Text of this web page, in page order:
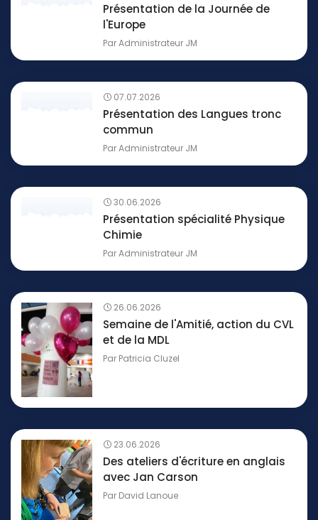
Présentation de la Journée de
l'Europe
ParAdministrateur JM
07.07.2026
Présentation des Langues tronc
commun
ParAdministrateur JM
30.06.2026
Présentation spécialité Physique
Chimie
ParAdministrateur JM
26.06.2026
Semaine de l'Amitié, action du CVL
et de la MDL
Par Patricia Cluzel
23.06.2026
Des ateliers d'écriture en anglais
avec Jan Carson
Par David Lanoue